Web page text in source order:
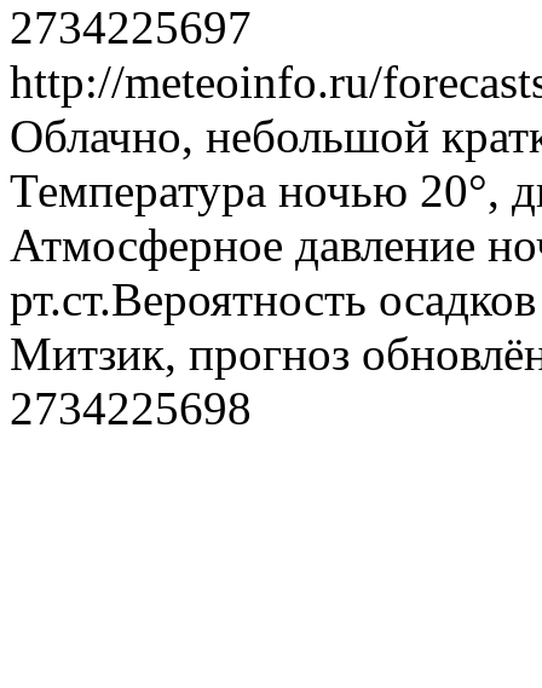
2734225697
http://meteoinfo.ru/
Облачно, небольшой
Температура ночью 20°,
Атмосферное давление
рт.ст.Вероятность
Митзик, прогноз
2734225698